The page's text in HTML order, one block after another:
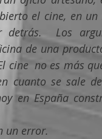
el cine, en
detrás.  Los
de una
no es más
cuanto se sale
en España
un error.